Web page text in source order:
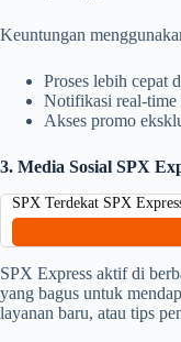
Keuntungan
Proses lebih cepat
Notifikasi real-time
Akses promo
3. Media Sosial SPX
SPX Terdekat SPX
SPX Express aktif di
yang bagus untuk
layanan baru, atau tips